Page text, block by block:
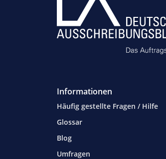
Informationen
Häufig gestellte Fragen / Hilfe
Glossar
Blog
Umfragen